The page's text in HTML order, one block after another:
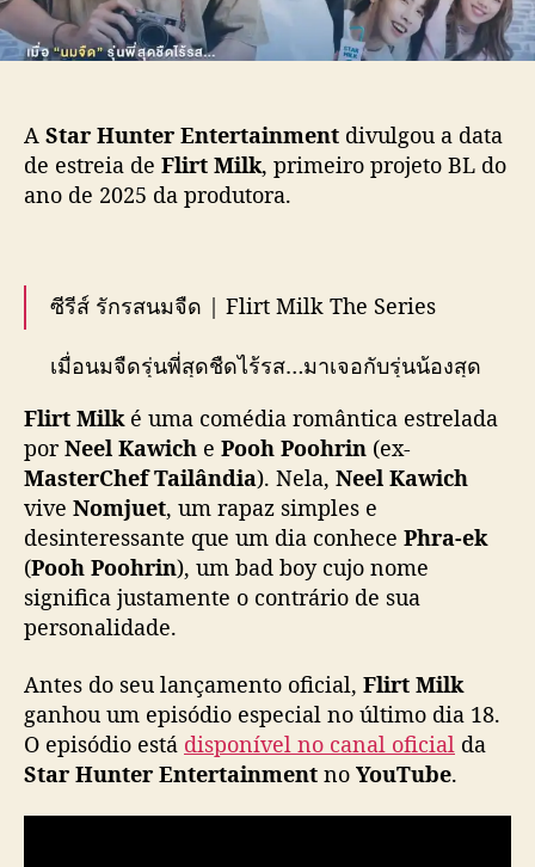
o
”
,
c
N
e
w
c
h
e
P
o
o
h
P
o
o
n
,
g
a
A Star Hunter Entertainment divulgou a data
de estreia de Flirt Milk, primeiro projeto BL do
ano de 2025 da produtora.
ซีรีส์ รักรสนมจืด | Flirt Milk The Series
เมื่อนมจืดรุ่นพี่สุดชืดไร้รส…มาเจอกับรุ่นน้องสุด
กัน
✨ เริ่ม 18 มกราคม (Special content)
✨ ตอนแรก 25 มกราคม นี้!!
เวลา 22:45 น. ทางช่อง AmarinTV HD 34 ดูย้อน
หลัง ได้ที่
YouTube : Star…
pic.twitter.com/HDRNMl3aos
— Star Hunter Entertainment
(@starhunter_ent)January 16, 2025
Flirt Milké uma comédia romântica estrelada
porNeel Kawich e Pooh Poohrin (ex-
MasterChef Tailândia). Nela, Neel Kawich
vive Nomjuet, um rapaz simples e
desinteressante que um dia conhece Phra-ek
(Pooh Poohrin), um bad boy cujo nome
significa justamente o contrário de sua
personalidade.
Antes do seu lançamento oficial, Flirt Milk
ganhou um episódio especial no último dia 18.
O episódio está disponível no canal oficial da
Star Hunter Entertainment no YouTube.